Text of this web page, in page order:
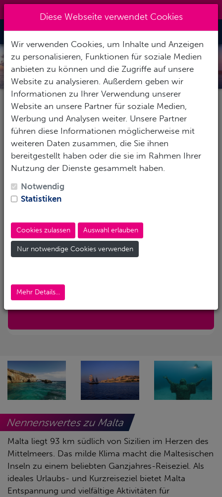
Toggle
MALTA
Pauschalereise Hotel Tauchbasis
Reise-Zeitraum
1 Erwachsene
Abreise-Flughafen
Abreise-Flughafen (Alternativ)
Nur mit Transfer
Nennenswertes zu Malta
Malta liegt 93 km südlich von Sizilien im Herzen des
Mittelmeers. Das milde Klima macht die Maltesischen
Inseln zu einem beliebten Ganzjahres-Reiseziel. Als
ideales Urlaubs- und Kurzreiseziel bietet Malta
Entspannung und vielfältige Aktivitäten für
Diese Webseite verwendet Cookies
Wir verwenden Cookies, um Inhalte und Anzeigen
zu personalisieren, Funktionen für soziale Medien
anbieten zu können und die Zugriffe auf unsere
Website zu analysieren. Außerdem geben wir
Informationen zu Ihrer Verwendung unserer
Website an unsere Partner für soziale Medien,
Werbung und Analysen weiter. Unsere Partner
führen diese Informationen möglicherweise mit
weiteren Daten zusammen, die Sie ihnen
bereitgestellt haben oder die sie im Rahmen Ihrer
Nutzung der Dienste gesammelt haben.
Notwendig
Statistiken
Cookies zulassen Auswahl erlauben
Nur notwendige Cookies verwenden
Mehr Details...